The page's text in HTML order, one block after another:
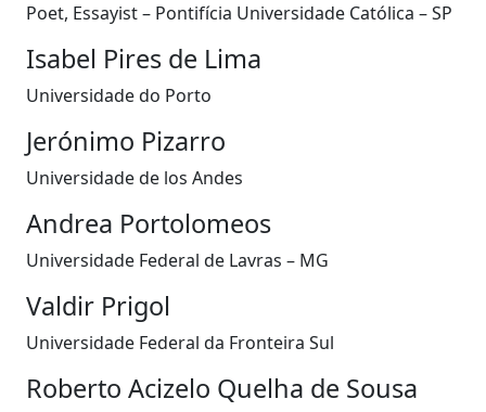
Poet, Essayist – Pontifícia Universidade Católica – SP
Isabel Pires de Lima
Universidade do Porto
Jerónimo Pizarro
Universidade de los Andes
Andrea Portolomeos
Universidade Federal de Lavras – MG
Valdir Prigol
Universidade Federal da Fronteira Sul
Roberto Acizelo Quelha de Sousa